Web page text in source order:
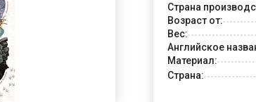
Страна
Возраст от:
Вес:
Английское
Материал:
Страна: